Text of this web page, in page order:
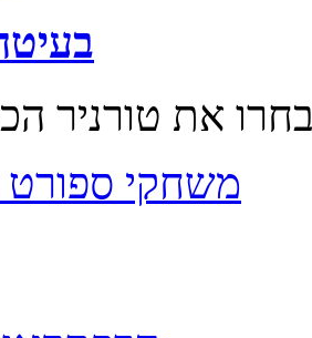
משחקי ספורט